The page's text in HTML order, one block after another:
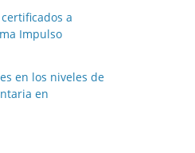
a
Impulso
en los niveles de
en